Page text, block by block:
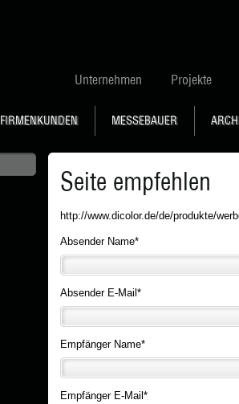
Unternehmen Projekte
FIRMENKUNDEN MESSEBAUER
Seite empfehlen
http://www.dicolor.de/de/produkte/
Absender Name*
Absender E-Mail *
Empfänger Name*
Empfänger E-Mail *